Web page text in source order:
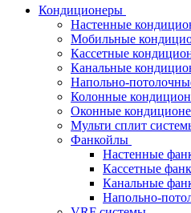
Кондиционеры
Настенные
Мобильные
Кассетные
Канальные
Напольно-
Колонные
Оконные
Мульти сплит
Фанкойлы
Настенные
Кассетные
Канальные
Напольно-